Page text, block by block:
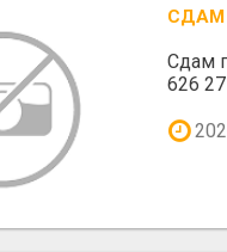
СДАМ
Сдам
626